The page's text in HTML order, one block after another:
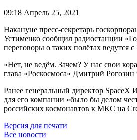
09:18 Апрель 25, 2021
Накануне пресс-секретарь
Устименко сообщил радиостанции
переговоры о таких полётах ведутся
«Нет, не ведём. Зачем? У нас свои
глава «Роскосмоса» Дмитрий Рогозин
Ранее генеральный директор SpaceX
для его компании «было бы делом
российских космонавтов к МКС на
Версия для печати
Все новости